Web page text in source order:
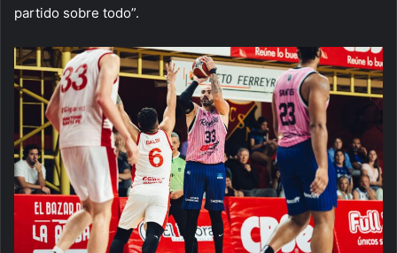
partido sobre todo”.